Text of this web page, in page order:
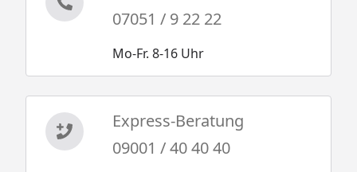
07051 / 9 22 22
Mo-Fr. 8-16 Uhr
Express-Beratung
09001 / 40 40 40